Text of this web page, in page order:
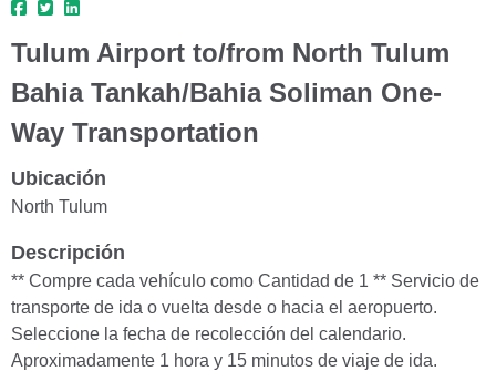
Tulum Airport to/from North Tulum
Bahia Tankah/Bahia Soliman One-
Way Transportation
Ubicación
North Tulum
Descripción
** Compre cada vehículo como Cantidad de 1 ** Servicio de
transporte de ida o vuelta desde o hacia el aeropuerto.
Seleccione la fecha de recolección del calendario.
Aproximadamente 1 hora y 15 minutos de viaje de ida.